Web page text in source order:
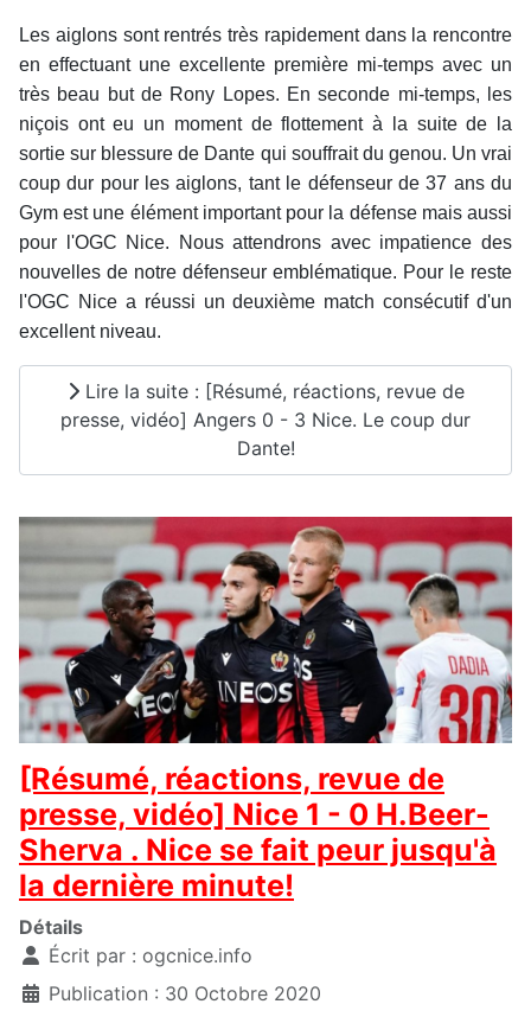
Les aiglons sont rentrés très rapidement dans la rencontre
en effectuant une excellente première mi-temps avec un
très beau but de Rony Lopes. En seconde mi-temps, les
niçois ont eu un moment de flottement à la suite de la
sortie sur blessure de Dante qui souffrait du genou. Un vrai
coup dur pour les aiglons, tant le défenseur de 37 ans du
Gym est une élément important pour la défense mais aussi
pour l'OGC Nice. Nous attendrons avec impatience des
nouvelles de notre défenseur emblématique. Pour le reste
l'OGC Nice a réussi un deuxième match consécutif d'un
excellent niveau.
Lire la suite : [Résumé, réactions, revue de
presse, vidéo] Angers 0 - 3 Nice. Le coup dur
Dante!
[Résumé, réactions, revue de
presse, vidéo] Nice 1 - 0 H.Beer-
Sherva . Nice se fait peur jusqu'à
la dernière minute!
Détails
Écrit par : ogcnice.info
Publication : 30 Octobre 2020